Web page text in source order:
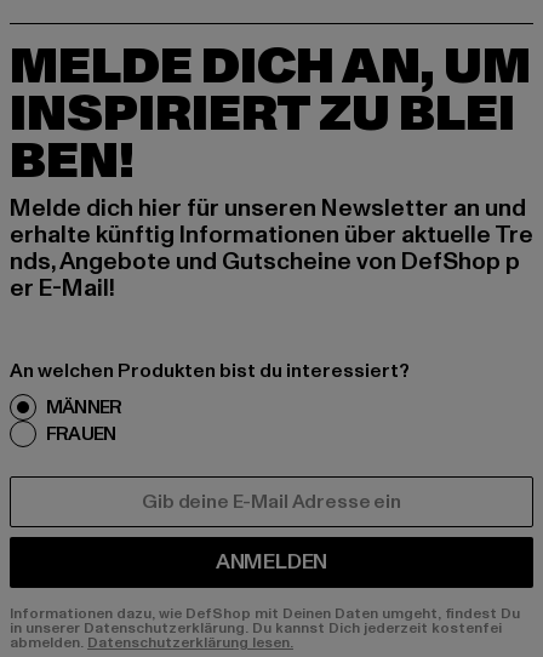
MELDE DICH AN, UM
INSPIRIERT ZU BLEI
BEN!
Melde dich hier für unseren Newsletter an und
erhalte künftig Informationen über aktuelle Tre
nds, Angebote und Gutscheine von DefShop p
er E-Mail!
An welchen Produkten bist du interessiert?
MÄNNER
FRAUEN
ANMELDEN
Informationen dazu, wie DefShop mit Deinen Daten umgeht, findest Du
in unserer Datenschutzerklärung. Du kannst Dich jederzeit kostenfei
abmelden. Datenschutzerklärung lesen.